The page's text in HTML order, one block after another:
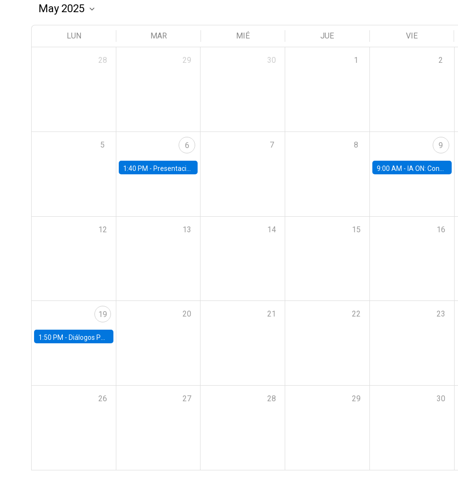
LUN MAR MIÉ JUE VIE
28 29 30 1 2
5 6
1:40 PM - Presentación capítulos del World Economic Outlook del Fondo Monetario Internacional (FMI)
7 8 9
9:00 AM - IA ON: Conocimiento y Negocios en Modo Futuro.
12 13 14 15 16
19
1:50 PM - Diálogos Públicos EG+ FACEA | Con Rodrigo Valdés
20 21 22 23
26 27 28 29 30